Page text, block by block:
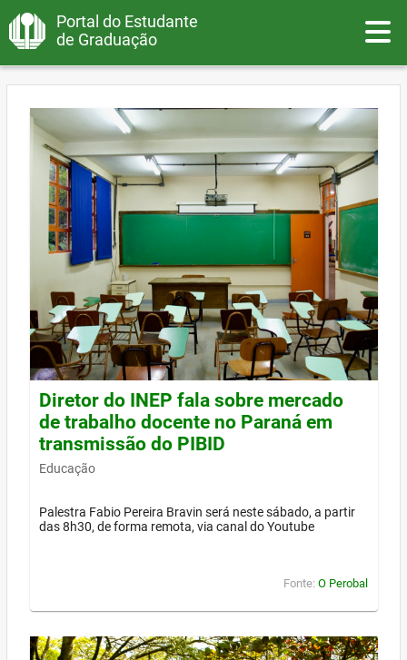
Portal do Estudante
de Graduação
Diretor do INEP fala sobre mercado
de trabalho docente no Paraná em
transmissão do PIBID
Educação
Palestra Fabio Pereira Bravin será neste sábado, a partir
das 8h30, de forma remota, via canal do Youtube
Fonte: O Perobal